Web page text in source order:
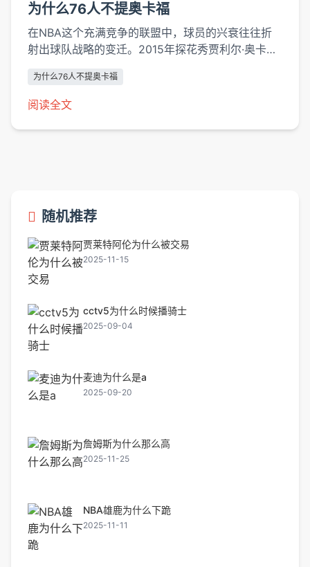
为什么76人不提奥卡福
在NBA这个充满竞争的联盟中，球员的兴衰往往折
射出球队战略的变迁。2015年探花秀贾利尔·奥卡福
秀中锋，在费城76人队迅速从核心沦为边缘人。这
种戏剧性转变的背后，隐藏着现代篮球发展逻辑与球
为什么76人不提奥卡福
阅读全文
随机推荐
贾莱特阿伦为什么被交易
2025-11-15
cctv5为什么时候播骑士
2025-09-04
麦迪为什么是a
2025-09-20
詹姆斯为什么那么高
2025-11-25
NBA雄鹿为什么下跪
2025-11-11